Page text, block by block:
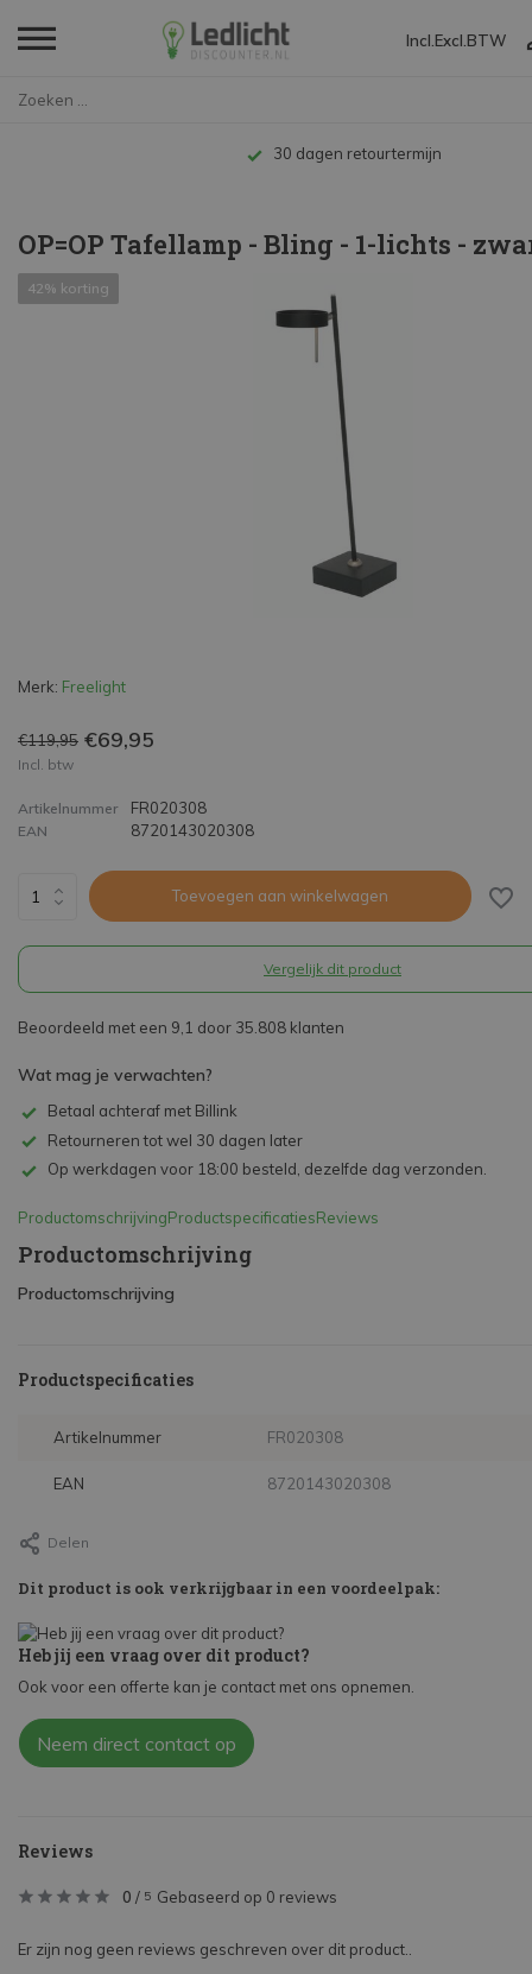
Incl. Excl. BTW
30 dagen retourtermijn
OP=OP Tafellamp - Bling - 1-lichts -
42% korting
Merk: Freelight
€119,95 €69,95
Incl. btw
Artikelnummer FR020308
EAN 8720143020308
Toevoegen aan winkelwagen
Vergelijk dit product
Beoordeeld met een 9,1 door 35.808 klanten
Wat mag je verwachten?
Betaal achteraf met Billink
Retourneren tot wel 30 dagen later
Op werkdagen voor 18:00 besteld, dezelfde dag verzonden.
ProductomschrijvingProductspecificatiesReviews
Productomschrijving
Productomschrijving
Productspecificaties
Artikelnummer FR020308
EAN 8720143020308
Delen
Dit product is ook verkrijgbaar in een voordeelpak:
Heb jij een vraag over dit product?
Ook voor een offerte kan je contact met ons opnemen.
Neem direct contact op
Reviews
0 / 5 Gebaseerd op 0 reviews
Er zijn nog geen reviews geschreven over dit product..